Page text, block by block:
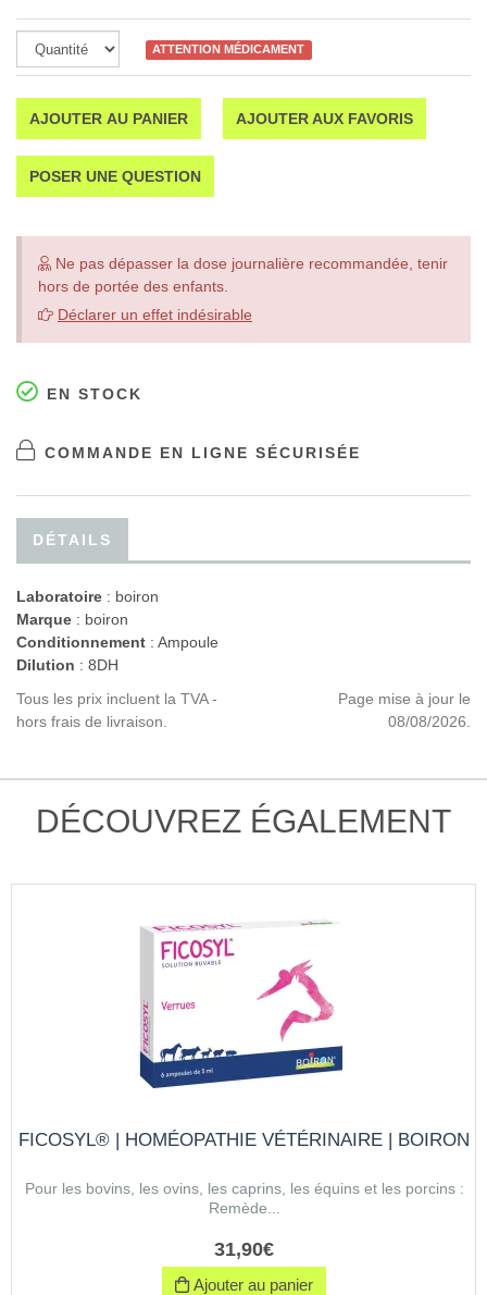
ATTENTION MÉDICAMENT
AJOUTER AU PANIER AJOUTER AUX FAVORIS
POSER UNE QUESTION
Ne pas dépasser la dose journalière recommandée, tenir
hors de portée des enfants.
Déclarer un effet indésirable
EN STOCK
COMMANDE EN LIGNE SÉCURISÉE
DÉTAILS
Laboratoire : boiron
Marque : boiron
Conditionnement : Ampoule
Dilution : 8DH
Tous les prix incluent la TVA -
hors frais de livraison.
Page mise à jour le
08/08/2026.
DÉCOUVREZ ÉGALEMENT
FICOSYL® | HOMÉOPATHIE VÉTÉRINAIRE | BOIRON
Pour les bovins, les ovins, les caprins, les équins et les porcins :
Remède...
31,90€
Ajouter au panier